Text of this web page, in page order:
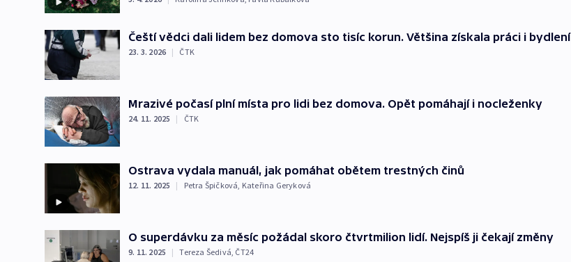
Čeští vědci dali lidem bez domova sto tisíc korun. Většina získala práci i bydlení
23. 3. 2026 | ČTK
Mrazivé počasí plní místa pro lidi bez domova. Opět pomáhají i nocleženky
24. 11. 2025 | ČTK
Ostrava vydala manuál, jak pomáhat obětem trestných činů
12. 11. 2025 | Petra Špičková, Kateřina Geryková
O superdávku za měsíc požádal skoro čtvrtmilion lidí. Nejspíš ji čekají změny
9. 11. 2025 | Tereza Šedivá, ČT24